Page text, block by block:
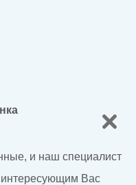
и наш специалист
интересующим Вас